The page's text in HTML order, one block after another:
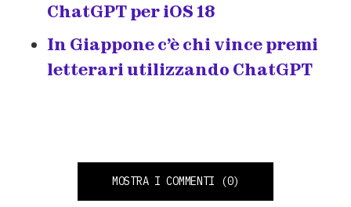
ChatGPT per iOS 18
In Giappone c’è chi vince premi
letterari utilizzando ChatGPT
MOSTRA I COMMENTI (0)